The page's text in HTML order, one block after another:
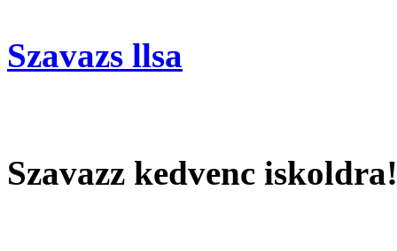
Szavazs llsa
Szavazz kedvenc iskoldra!